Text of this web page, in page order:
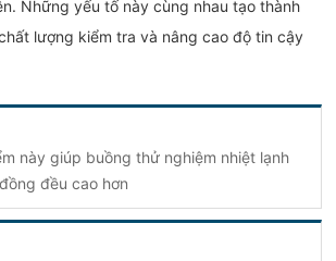
Những yếu tố này cùng nhau tạo thành
lượng kiểm tra và nâng cao độ tin cậy
này giúp buồng thử nghiệm nhiệt lạnh
đều cao hơn